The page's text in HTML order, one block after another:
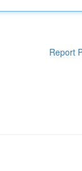
Report